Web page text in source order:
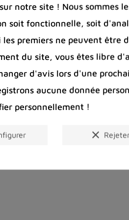
notre site ! Nous sommes
soit fonctionnelle, soit
les premiers ne peuvent être
du site, vous êtes libre
d'avis lors d'une
aucune donnée
personnellement !
clear